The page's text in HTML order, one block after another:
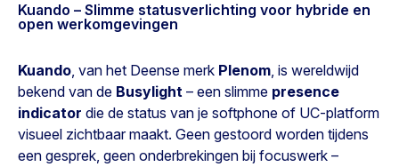
Kuando – Slimme statusverlichting voor hybride en
open werkomgevingen
Kuando, van het Deense merk Plenom, is wereldwijd
bekend van de Busylight – een slimme presence
indicator die de status van je softphone of UC-platform
visueel zichtbaar maakt. Geen gestoord worden tijdens
een gesprek, geen onderbrekingen bij focuswerk –